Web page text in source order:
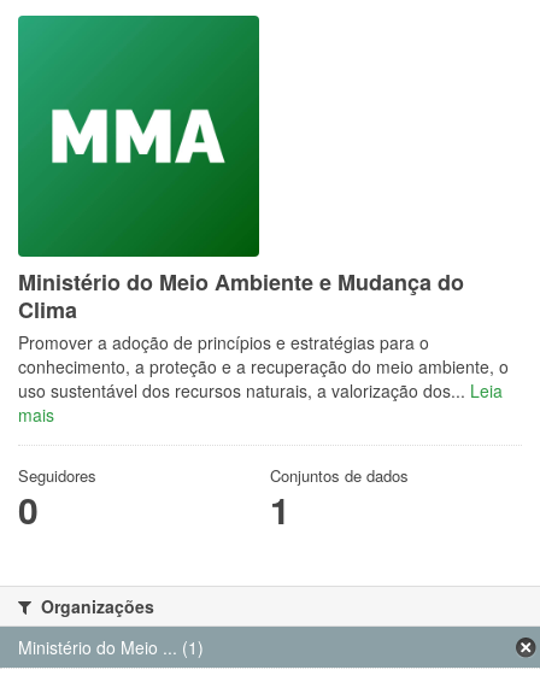
Ministério do Meio Ambiente e Mudança do
Clima
Promover a adoção de princípios e estratégias para o
conhecimento, a proteção e a recuperação do meio ambiente, o
uso sustentável dos recursos naturais, a valorização dos... Leia
mais
Seguidores
0
Conjuntos de dados
1
Organizações
Ministério do Meio ... (1)